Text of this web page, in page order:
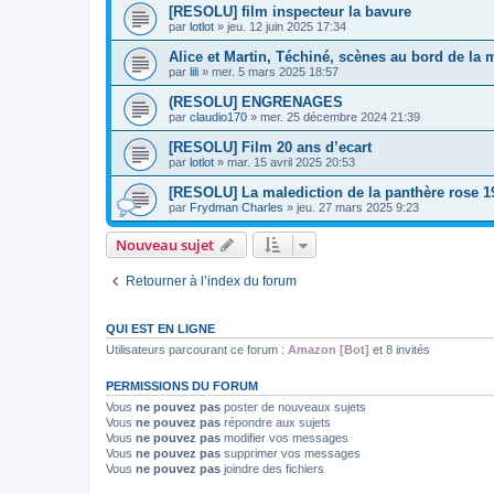
[RESOLU] film inspecteur la bavure
par lotlot » jeu. 12 juin 2025 17:34
Alice et Martin, Téchiné, scènes au bord de la
par lili » mer. 5 mars 2025 18:57
(RESOLU] ENGRENAGES
par claudio170 » mer. 25 décembre 2024 21:39
[RESOLU] Film 20 ans d’ecart
par lotlot » mar. 15 avril 2025 20:53
[RESOLU] La malediction de la panthère rose
par Frydman Charles » jeu. 27 mars 2025 9:23
Nouveau sujet
Retourner à l’index du forum
QUI EST EN LIGNE
Utilisateurs parcourant ce forum : Amazon [Bot] et 8 invités
PERMISSIONS DU FORUM
Vous ne pouvez pas poster de nouveaux sujets
Vous ne pouvez pas répondre aux sujets
Vous ne pouvez pas modifier vos messages
Vous ne pouvez pas supprimer vos messages
Vous ne pouvez pas joindre des fichiers